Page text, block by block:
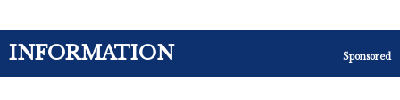
INFORMATION Sponsored